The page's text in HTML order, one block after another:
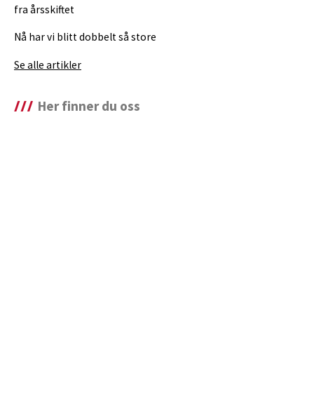
fra årsskiftet
Nå har vi blitt dobbelt så store
Se alle artikler
Her finner du oss